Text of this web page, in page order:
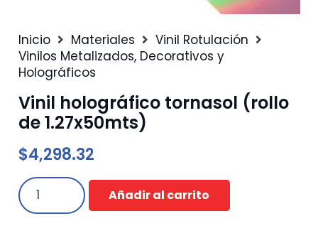
Inicio Materiales
Vinil Rotulación
Vinilos Metalizados, Decorativos y
Holográficos
Vinil holográfico tornasol (rollo
de 1.27x50mts)
$4,298.32
Vinil
holográfico
Añadir al carrito